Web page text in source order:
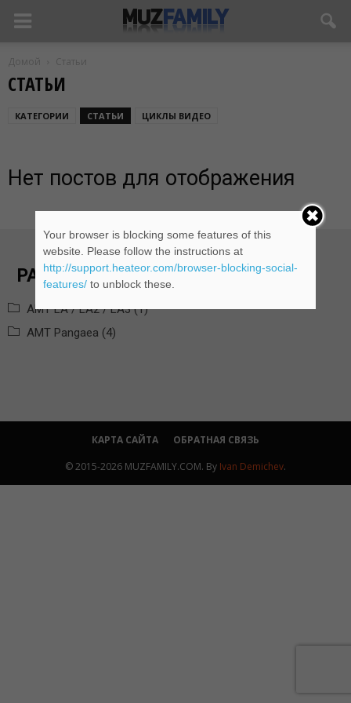
Домой Статьи
СТАТЬИ
КАТЕГОРИИ СТАТЬИ ЦИКЛЫ ВИДЕО
Нет постов для отображения
РАЗДЕЛЫ БАЗЫ ЗНАНИЙ
AMT LA / LA2 / LA3 (1)
AMT Pangaea (4)
КАРТА САЙТА
ОБРАТНАЯ СВЯЗЬ
© 2015-2026 MUZFAMILY.COM. By Ivan Demichev.
Your browser is blocking some features of this
website. Please follow the instructions at
http://support.heateor.com/browser-blocking-social-
features/to unblock these.